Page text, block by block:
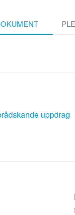
uppdrag